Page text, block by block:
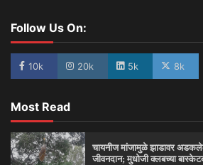
Follow Us On:
10k 20k 5k 8k
Most Read
चायनीज मांजामुळे झाडावर
जीवनदान; मुधोजी क्लबच्या